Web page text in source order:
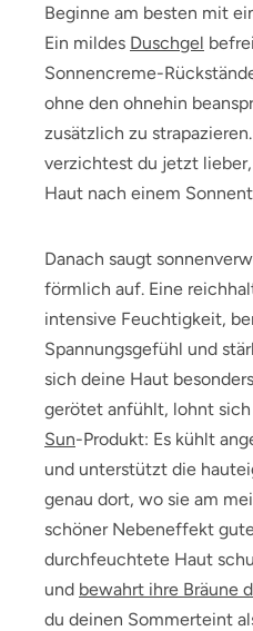
Beginne am besten mit
Ein mildes Duschgel
Sonnencreme-
ohne den ohnehin
zusätzlich zu
verzichtest du jetzt
Haut nach einem
Danach saugt
förmlich auf. Eine
intensive Feuchtigkeit,
Spannungsgefühl und
sich deine Haut
gerötet anfühlt, lohnt
Sun-Produkt: Es kühlt
und unterstützt die
genau dort, wo sie am
schöner Nebeneffekt
durchfeuchtete Haut
und bewahrt ihre Bräune
du deinen Sommerteint